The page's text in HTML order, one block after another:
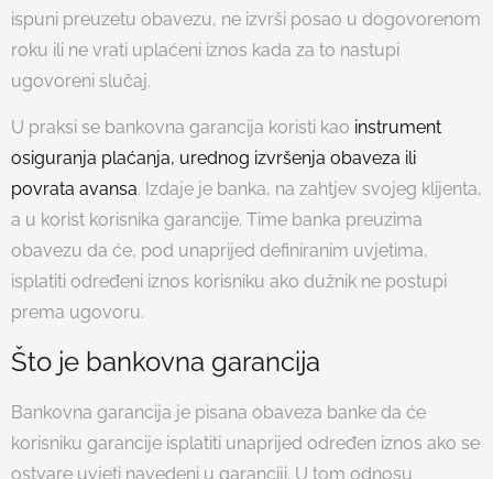
ispuni preuzetu obavezu, ne izvrši posao u dogovorenom
roku ili ne vrati uplaćeni iznos kada za to nastupi
ugovoreni slučaj.
U praksi se bankovna garancija koristi kao instrument
osiguranja plaćanja, urednog izvršenja obaveza ili
povrata avansa. Izdaje je banka, na zahtjev svojeg klijenta,
a u korist korisnika garancije. Time banka preuzima
obavezu da će, pod unaprijed definiranim uvjetima,
isplatiti određeni iznos korisniku ako dužnik ne postupi
prema ugovoru.
Što je bankovna garancija
Bankovna garancija je pisana obaveza banke da će
korisniku garancije isplatiti unaprijed određen iznos ako se
ostvare uvjeti navedeni u garanciji. U tom odnosu